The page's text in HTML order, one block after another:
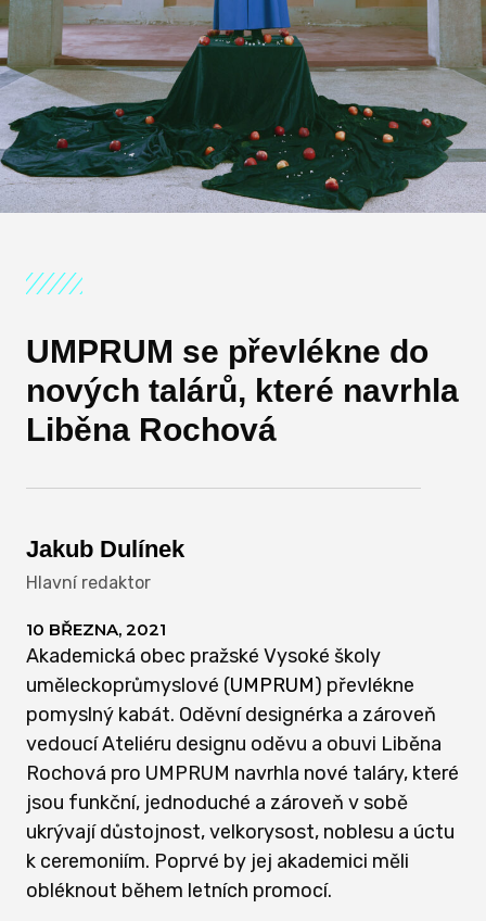
UMPRUM se převlékne do
nových talárů, které navrhla
Liběna Rochová
Jakub Dulínek
Hlavní redaktor
10 BŘEZNA, 2021
Akademická obec pražské Vysoké školy
uměleckoprůmyslové (UMPRUM) převlékne
pomyslný kabát. Oděvní designérka a zároveň
vedoucí Ateliéru designu oděvu a obuvi Liběna
Rochová pro UMPRUM navrhla nové taláry, které
jsou funkční, jednoduché a zároveň v sobě
ukrývají důstojnost, velkorysost, noblesu a úctu
k ceremoniím. Poprvé by jej akademici měli
obléknout během letních promocí.